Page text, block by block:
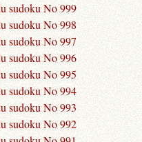
sudoku No 999
sudoku No 998
sudoku No 997
sudoku No 996
sudoku No 995
sudoku No 994
sudoku No 993
sudoku No 992